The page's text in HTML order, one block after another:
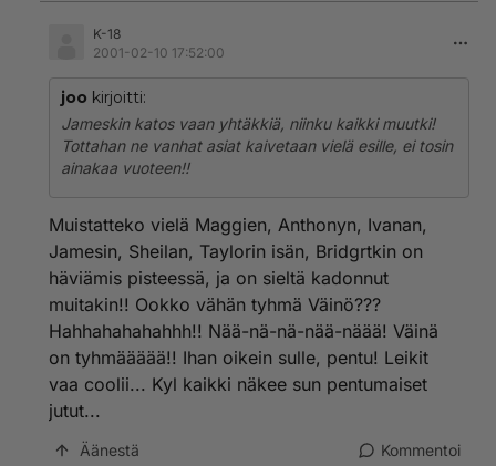
K-18
2001-02-10 17:52:00
joo kirjoitti:
Jameskin katos vaan yhtäkkiä, niinku kaikki muutki!
Tottahan ne vanhat asiat kaivetaan vielä esille, ei tosin
ainakaa vuoteen!!
Muistatteko vielä Maggien, Anthonyn, Ivanan,
Jamesin, Sheilan, Taylorin isän, Bridgrtkin on
häviämis pisteessä, ja on sieltä kadonnut
muitakin!! Ookko vähän tyhmä Väinö???
Hahhahahahahhh!! Nää-nä-nä-nää-näää! Väinä
on tyhmäääää!! Ihan oikein sulle, pentu! Leikit
vaa coolii... Kyl kaikki näkee sun pentumaiset
jutut...
Äänestä Kommentoi